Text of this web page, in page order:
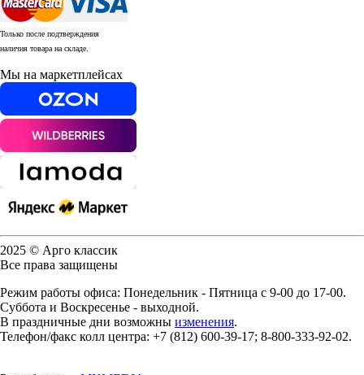
Только после подтверждения
наличия товара на складе.
Мы на маркетплейсах
2025 © Арго классик
Все права защищены
Режим работы офиса: Понедельник - Пятница с 9-00 до 17-00.
Суббота и Воскресенье - выходной.
В праздничные дни возможны изменения.
Телефон/факс колл центра: +7 (812) 600-39-17; 8-800-333-92-02.